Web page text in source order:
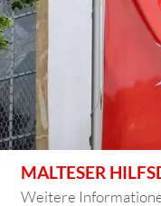
MALTESER
Weitere